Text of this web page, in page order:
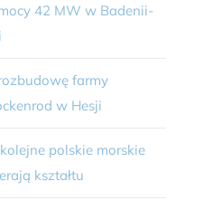
42 MW w Badenii-
farmy
w Hesji
polskie morskie
kształtu